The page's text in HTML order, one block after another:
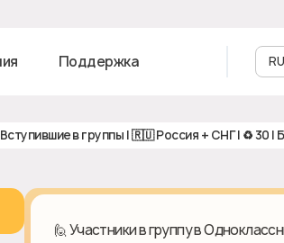
Поддержка
в группы | 🇷🇺 Россия + СНГ | ♻ 30 |
🙋 Участники в группу в